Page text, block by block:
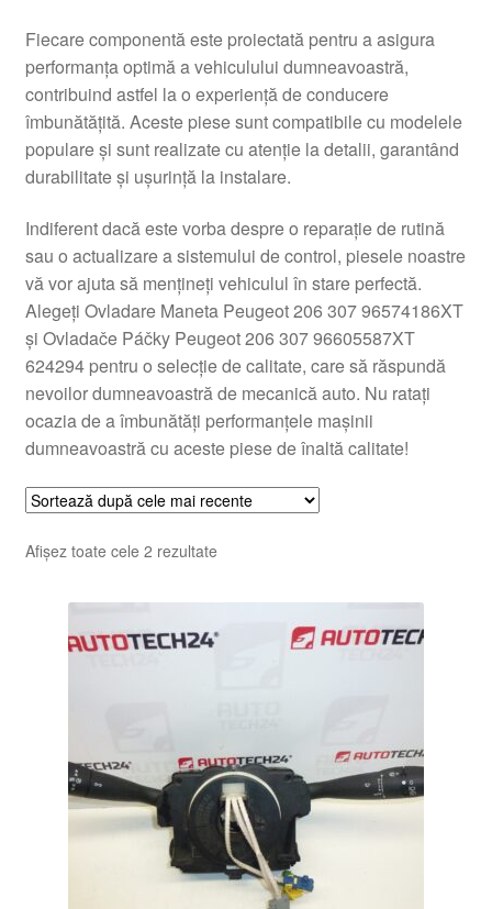
Livrare în toată lumea
Plângere
Plățile
Politică de confidențialitate
Procedura de reclamație
Termeni si conditii
Fiecare componentă este proiectată pentru a asigura
performanța optimă a vehiculului dumneavoastră,
contribuind astfel la o experiență de conducere
îmbunătățită. Aceste piese sunt compatibile cu modelele
populare și sunt realizate cu atenție la detalii, garantând
durabilitate și ușurință la instalare.
Indiferent dacă este vorba despre o reparație de rutină
sau o actualizare a sistemului de control, piesele noastre
vă vor ajuta să mențineți vehiculul în stare perfectă.
Alegeți Ovladare Maneta Peugeot 206 307 96574186XT
și Ovladače Páčky Peugeot 206 307 96605587XT
624294 pentru o selecție de calitate, care să răspundă
nevoilor dumneavoastră de mecanică auto. Nu ratați
ocazia de a îmbunătăți performanțele mașinii
dumneavoastră cu aceste piese de înaltă calitate!
Afișez toate cele 2 rezultateSortat
cele